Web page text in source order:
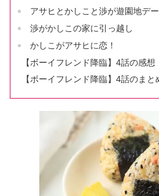
アサヒとかしこと渉が遊園地デー
渉がかしこの家に引っ越し
かしこがアサヒに恋！
【ボーイフレンド降臨】4話の感想
【ボーイフレンド降臨】4話のまと